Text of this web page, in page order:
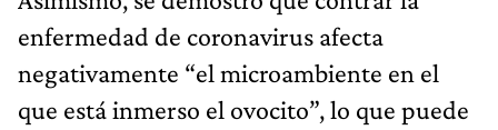
enfermedad de coronavirus afecta
negativamente “el microambiente en el
que está inmerso el ovocito”, lo que puede